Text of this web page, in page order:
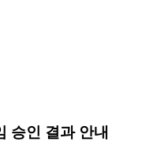
승인 결과 안내